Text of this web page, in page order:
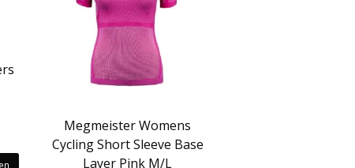
Megmeister Womens
Cycling Short Sleeve Base
Layer Pink M/L